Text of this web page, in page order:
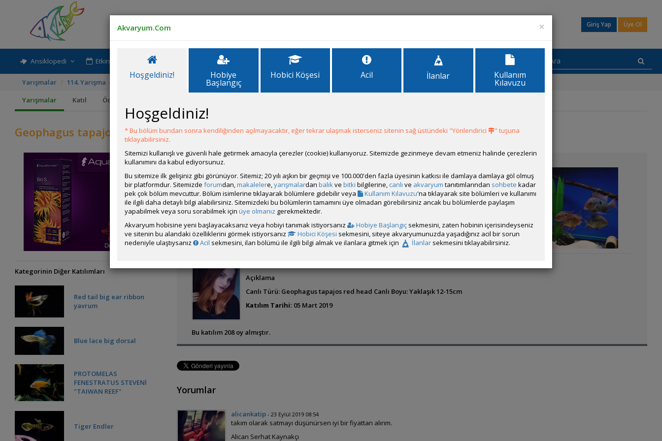
Giriş Yap Üye Ol
Ansiklopedi Etkinlik-Paylaşım İlanlar Forum
Yarışmalar 114. Yarışma
Geophagus tapajos red head
Yarışmalar
Katıl Ödüller
Geophagus tapajos red head
Kategorinin Diğer Katılımları
Red tail big ear ribbon
yavrum
Blue lace big dorsal
PROTOMELAS
FENESTRATUS STEVENİ
"TAIWAN REEF"
Tiger Endler
Açıklama
Canlı Türü: Geophagus tapajos red head Canlı Boyu: Yaklaşık 12-15cm
Katılım Tarihi: 05 Mart 2019
Bu katılım 208 oy almıştır.
Yorumlar
alicankatip- 23 Eylül 2019 08:54
takım olarak satmayı düşünürsen iyi bir fiyattan alırım.
Alican Serhat Kaynakçı
×
Akvaryum.Com
Hoşgeldiniz! Hobiye
Başlangıç
Hobici Köşesi Acil İlanlar Kullanım
Kılavuzu
Hoşgeldiniz!
* Bu bölüm bundan sonra kendiliğinden açılmayacaktır, eğer tekrar ulaşmak isterseniz sitenin sağ üstündeki "Yönlendirici
" tuşuna
tıklayabilirsiniz.
Sitemizi kullanışlı ve güvenli hale getirmek amacıyla çerezler (cookie) kullanıyoruz. Sitemizde gezinmeye devam etmeniz halinde çerezlerin
kullanımını da kabul ediyorsunuz.
Bu sitemize ilk gelişiniz gibi görünüyor. Sitemiz; 20 yılı aşkın bir geçmişi ve 100.000'den fazla üyesinin katkısı ile damlaya damlaya göl olmuş
bir platformdur. Sitemizde forumdan,makalelere,yarışmalardan balıkve bitki bilgilerine, canlı ve akvaryum tanıtımlarından sohbete kadar
pek çok bölüm mevcuttur. Bölüm isimlerine tıklayarak bölümlere gidebilir veya
Kullanım Kılavuzu'na tıklayarak site bölümleri ve kullanımı
ile ilgili daha detaylı bilgi alabilirsiniz. Sitemizdeki bu bölümlerin tamamını üye olmadan görebilirsiniz ancak bu bölümlerde paylaşım
yapabilmek veya soru sorabilmek için üye olmanız gerekmektedir.
Akvaryum hobisine yeni başlayacaksanız veya hobiyi tanımak istiyorsanız
Hobiye Başlangıç sekmesini, zaten hobinin içerisindeyseniz
ve sitenin bu alandaki özelliklerini görmek istiyorsanız
Hobici Köşesi sekmesini, siteye akvaryumunuzda yaşadığınız acil bir sorun
nedeniyle ulaştıysanız
Acil sekmesini, ilan bölümü ile ilgili bilgi almak ve ilanlara gitmek için İlanlar sekmesini tıklayabilirsiniz.